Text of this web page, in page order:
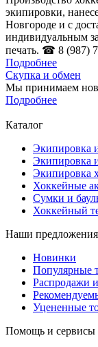
экипировки,
Новгороде и с
индивидуальным
печать. ☎ 8 (987)
Подробнее
Скупка и обмен
Мы принимаем
Подробнее
Каталог
Экипировка
Экипировка
Экипировка
Хоккейные
Сумки и
Хоккейный
Наши предложения
Новинки
Популярные
Распродажи
Уцененные
Помощь и сервисы